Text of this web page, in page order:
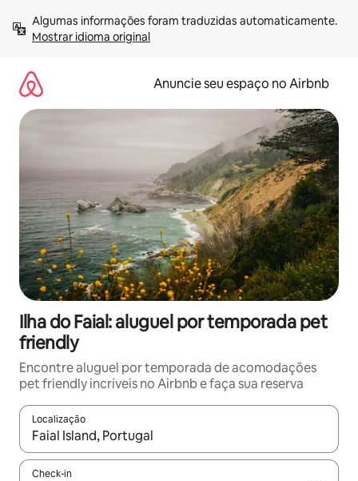
para
Mostrar idioma original
Anuncie seu espaço no Airbnb
Ilha do Faial: aluguel por temporada pet
friendly
Encontre aluguel por temporada de acomodações
pet friendly incríveis no Airbnb e faça sua reserva
Localização
Quando os resultados estiverem disponíveis, explore-os
Check-in